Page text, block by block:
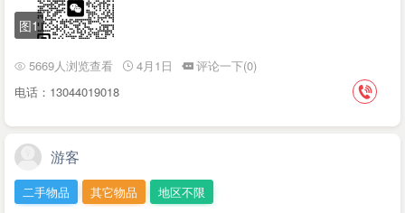
图1
5669人浏览查看 4月1日
评论一下(0)
电话：13044019018
游客
二手物品 其它物品 地区不限